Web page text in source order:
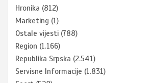
Hronika (812)
Marketing (1)
Ostale vijesti (788)
Region (1.166)
Republika Srpska (2.541)
Servisne Informacije (1.831)